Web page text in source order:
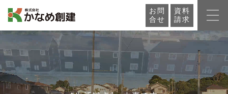
お問
合せ
資料
請求